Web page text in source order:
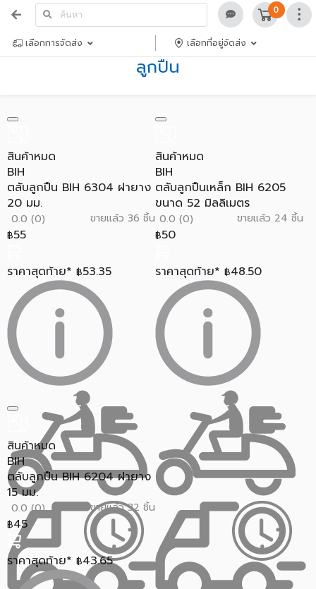
0
เลือกการจัดส่ง เลือกที่อยู่จัดส่ง
ลูกปืน
สินค้าหมด
BIH
ตลับลูกปืน BIH 6304 ฝายาง
20 มม.
0.0 (0) ขายแล้ว 36 ชิ้น
฿55
ราคาสุดท้าย* ฿53.35
สินค้าหมด
BIH
ตลับลูกปืนเหล็ก BIH 6205
ขนาด 52 มิลลิเมตร
0.0 (0) ขายแล้ว 24 ชิ้น
฿50
ราคาสุดท้าย* ฿48.50
สินค้าหมด
BIH
ตลับลูกปืน BIH 6204 ฝายาง
15 มม.
0.0 (0) ขายแล้ว 32 ชิ้น
฿45
ราคาสุดท้าย* ฿43.65